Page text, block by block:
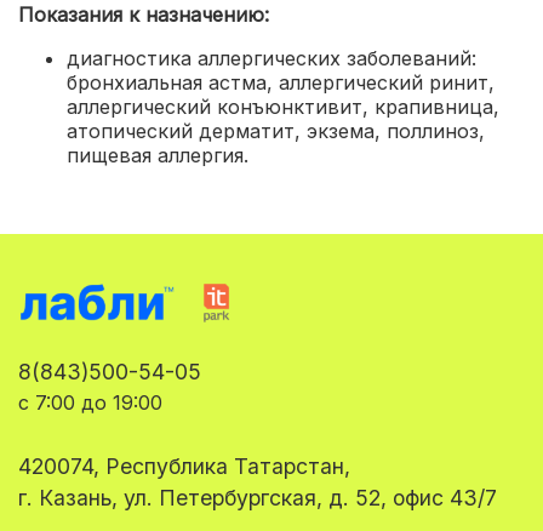
Показания к назначению:
диагностика аллергических заболеваний:
бронхиальная астма, аллергический ринит,
аллергический конъюнктивит, крапивница,
атопический дерматит, экзема, поллиноз,
пищевая аллергия.
8(843)500-54-05
с 7:00 до 19:00
420074, Республика Татарстан,
г. Казань, ул. Петербургская, д. 52, офис 43/7